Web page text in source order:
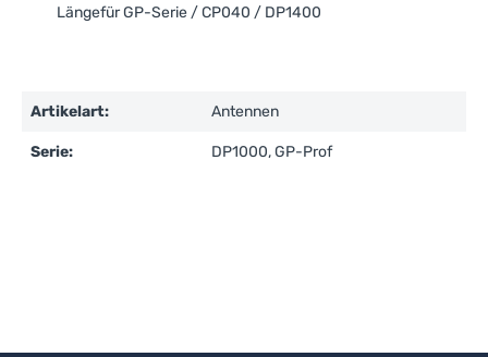
Längefür GP-Serie / CP040 / DP1400
Artikelart: Antennen
Serie: DP1000, GP-Prof